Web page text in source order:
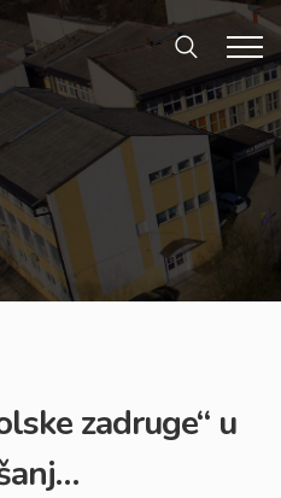
zadruge“ u